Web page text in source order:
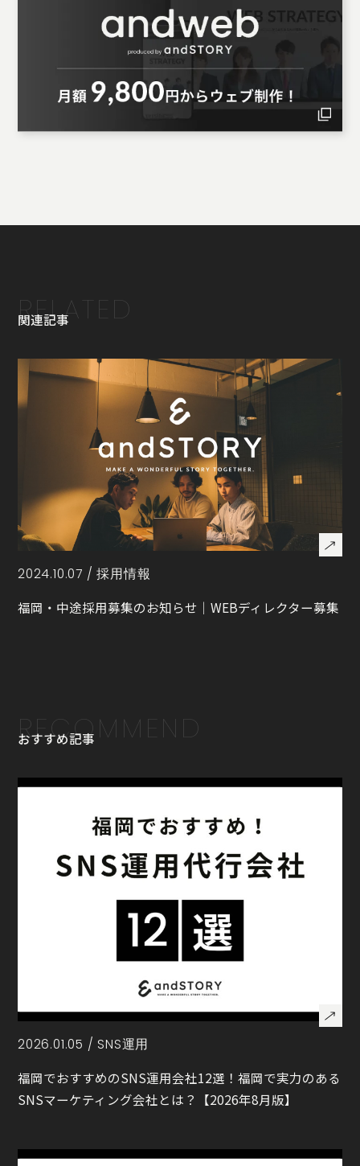
RELATED
関連記事
2024.10.07 /採用情報
福岡・中途採用募集のお知らせ｜WEBディレクター募集
RECOMMEND
おすすめ記事
2026.01.05 / SNS運用
福岡でおすすめのSNS運用会社12選！福岡で実力のある
SNSマーケティング会社とは？【2026年8月版】